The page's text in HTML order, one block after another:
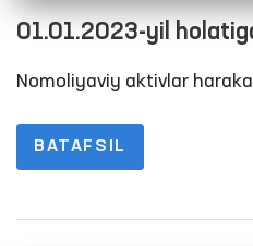
01.01.2023-yil
aktivlar harakati
Nomoliyaviy aktivlar
BATAFSIL